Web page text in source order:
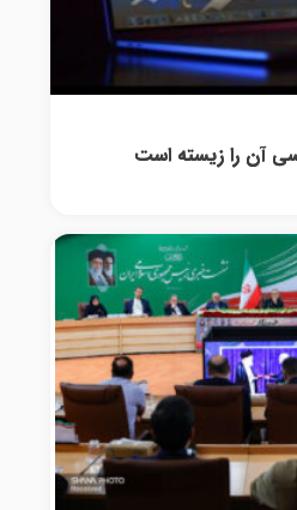
آن را زیسته است